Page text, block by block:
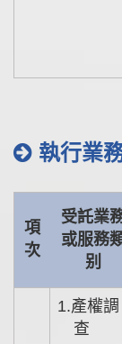
執行業
項
次
受託業
或服務
别
1.產權調
查